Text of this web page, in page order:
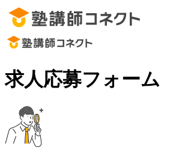
求人応募フォーム